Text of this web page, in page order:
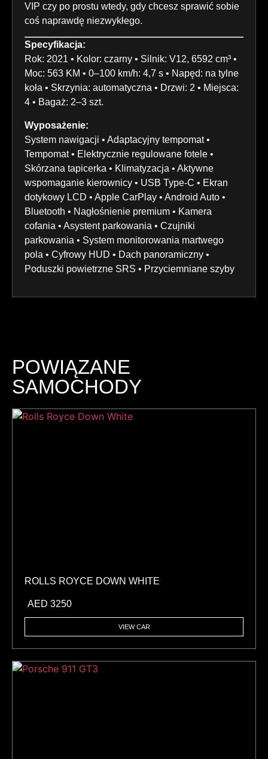
VIP czy po prostu wtedy, gdy chcesz sprawić sobie
coś naprawdę niezwykłego.
Specyfikacja:
Rok: 2021 • Kolor: czarny • Silnik: V12, 6592 cm³ •
Moc: 563 KM • 0–100 km/h: 4,7 s • Napęd: na tylne
koła • Skrzynia: automatyczna • Drzwi: 2 • Miejsca:
4 • Bagaż: 2–3 szt.
Wyposażenie:
System nawigacji • Adaptacyjny tempomat •
Tempomat • Elektrycznie regulowane fotele •
Skórzana tapicerka • Klimatyzacja • Aktywne
wspomaganie kierownicy • USB Type-C • Ekran
dotykowy LCD • Apple CarPlay • Android Auto •
Bluetooth • Nagłośnienie premium • Kamera
cofania • Asystent parkowania • Czujniki
parkowania • System monitorowania martwego
pola • Cyfrowy HUD • Dach panoramiczny •
Poduszki powietrzne SRS • Przyciemniane szyby
POWIĄZANE
SAMOCHODY
ROLLS ROYCE DOWN WHITE
AED 3250
VIEW CAR